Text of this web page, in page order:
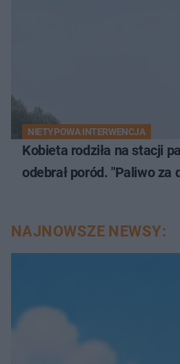
NIETYPOWA INTERWENCJA
Kobieta rodziła na stacji
odebrał poród. "Paliwo za
NAJNOWSZE NEWSY: